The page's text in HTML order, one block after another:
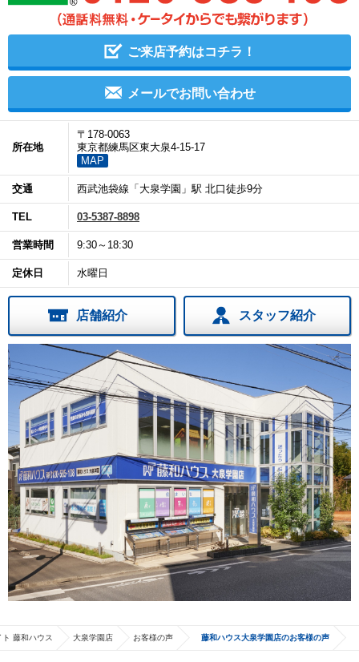
ご来店予約はコチラ！
メールでお問い合わせ
所在地
〒178-0063
東京都練馬区東大泉4-15-17
MAP
交通 西武池袋線「大泉学園」駅 北口徒歩9分
TEL 03-5387-8898
営業時間 9:30～18:30
定休日 水曜日
店舗紹介 スタッフ紹介
藤和ハウス 大泉学園店 お客様の声 藤和ハウス大泉学園店のお客様の声